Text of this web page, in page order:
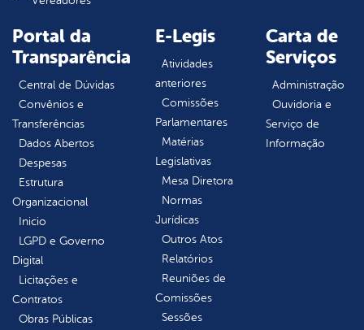
Portal da
Transparência
Central de Dúvidas
Convênios e
Transferências
Dados Abertos
Despesas
Estrutura
Organizacional
Inicio
LGPD e Governo
Digital
Licitações e
Contratos
Obras Públicas
E-Legis
Atividades
anteriores
Comissões
Parlamentares
Matérias
Legislativas
Mesa Diretora
Normas
Jurídicas
Outros Atos
Relatórios
Reuniões de
Comissões
Sessões
Carta de
Serviços
Administração
Ouvidoria e
Serviço de
Informação